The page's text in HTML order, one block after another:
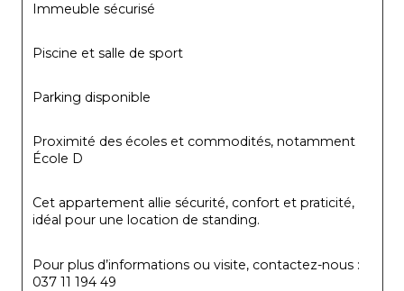
Immeuble sécurisé
Piscine et salle de sport
Parking disponible
Proximité des écoles et commodités, notamment
École D
Cet appartement allie sécurité, confort et praticité,
idéal pour une location de standing.
Pour plus d’informations ou visite, contactez-nous :
037 11 194 49